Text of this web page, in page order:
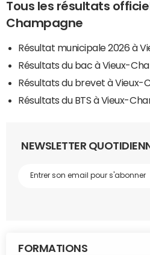
Tous les résultats
Champagne
Résultat municipale 2026 à
Résultats du bac à Vieux-
Résultats du brevet à Vieux-
Résultats du BTS à Vieux-
NEWSLETTER
FORMATIONS